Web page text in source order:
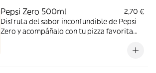
Pepsi Zero 500ml
2,70 €
Disfruta del sabor inconfundible de Pepsi
Zero y acompáñalo con tu pizza favorita